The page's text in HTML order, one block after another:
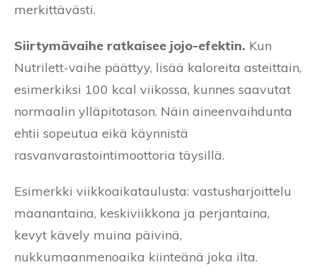
merkittävästi.
Siirtymävaihe ratkaisee jojo-efektin. Kun
Nutrilett-vaihe päättyy, lisää kaloreita asteittain,
esimerkiksi 100 kcal viikossa, kunnes saavutat
normaalin ylläpitotason. Näin aineenvaihdunta
ehtii sopeutua eikä käynnistä
rasvanvarastointimoottoria täysillä.
Esimerkki viikkoaikataulusta: vastusharjoittelu
maanantaina, keskiviikkona ja perjantaina,
kevyt kävely muina päivinä,
nukkumaanmenoaika kiinteänä joka ilta.